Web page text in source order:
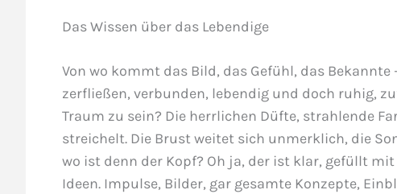
Das Wissen über das Lebendige
Von wo kommt das Bild, das Gefühl, das
zerfließen, verbunden, lebendig und doch ruhig,
Traum zu sein? Die herrlichen Düfte, strahlende
streichelt. Die Brust weitet sich unmerklich, die
wo ist denn der Kopf? Oh ja, der ist klar, gefüllt
Ideen. Impulse, Bilder, gar gesamte Konzepte,